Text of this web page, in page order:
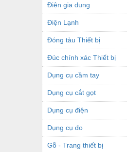
Điện gia dụng
Điện Lạnh
Đóng tàu Thiết bị
Đúc chính xác Thiết bị
Dụng cụ cầm tay
Dụng cụ cắt gọt
Dụng cụ điện
Dụng cụ đo
Gỗ - Trang thiết bị